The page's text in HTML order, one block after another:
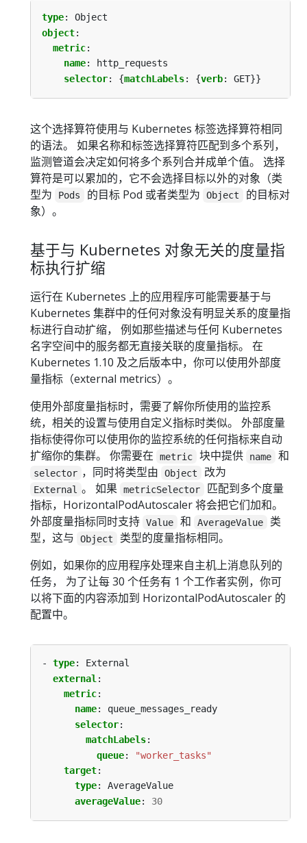
type:
Object
object:
metric:
name:
http_requests
selector: {matchLabels: {verb: GET}}
这个选择算符使用与 Kubernetes 标签选择算符相同
的语法。 如果名称和标签选择算符匹配到多个系列，
监测管道会决定如何将多个系列合并成单个值。 选择
算符是可以累加的，它不会选择目标以外的对象（类
型为
Pods 的目标 Pod 或者类型为 Object
的目标对
象）。
基于与 Kubernetes 对象无关的度量指
标执行扩缩
运行在 Kubernetes 上的应用程序可能需要基于与
Kubernetes 集群中的任何对象没有明显关系的度量指
标进行自动扩缩， 例如那些描述与任何 Kubernetes
名字空间中的服务都无直接关联的度量指标。 在
Kubernetes 1.10 及之后版本中，你可以使用外部度
量指标（external metrics）。
使用外部度量指标时，需要了解你所使用的监控系
统，相关的设置与使用自定义指标时类似。 外部度量
指标使得你可以使用你的监控系统的任何指标来自动
扩缩你的集群。 你需要在
metric 块中提供 name 和
selector ，同时将类型由 Object 改为
External 。 如果 metricSelector
匹配到多个度量
指标，HorizontalPodAutoscaler 将会把它们加和。
外部度量指标同时支持 Value 和 AverageValue
类
型，这与
Object
类型的度量指标相同。
例如，如果你的应用程序处理来自主机上消息队列的
任务， 为了让每 30 个任务有 1 个工作者实例，你可
以将下面的内容添加到 HorizontalPodAutoscaler 的
配置中。
- type:
External
external :
metric:
name:
queue_messages_ready
selector:
matchLabels:
queue:
"worker_tasks"
target:
type:
AverageValue
averageValue: 30